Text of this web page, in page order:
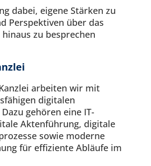
dabei, eigene Stärken zu
Perspektiven über das
zu besprechen
arbeiten wir mit
digitalen
gehören eine IT-
Aktenführung, digitale
sowie moderne
für effiziente Abläufe im